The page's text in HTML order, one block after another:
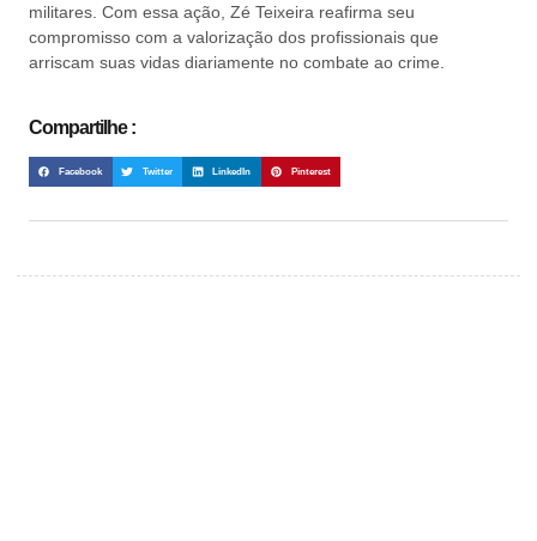
militares. Com essa ação, Zé Teixeira reafirma seu
compromisso com a valorização dos profissionais que
arriscam suas vidas diariamente no combate ao crime.
Compartilhe :
Facebook Twitter LinkedIn Pinterest